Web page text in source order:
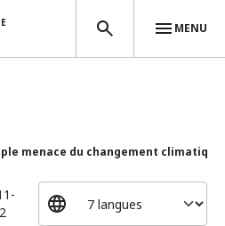
MENU
menace du changement climatiqu...